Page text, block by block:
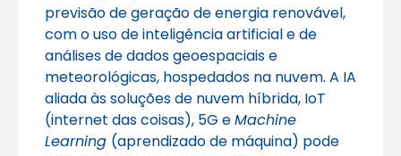
previsão de geração de energia renovável,
com o uso de inteligência artificial e de
análises de dados geoespaciais e
meteorológicas, hospedados na nuvem. A IA
aliada às soluções de nuvem híbrida, IoT
(internet das coisas), 5G eMachine
Learning (aprendizado de máquina) pode